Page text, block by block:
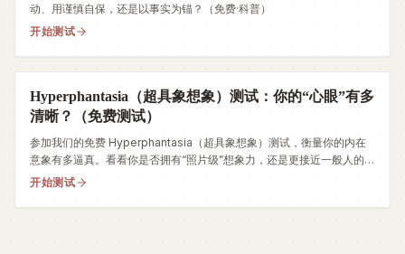
动、用谨慎自保，还是以事实为锚？（免费·科普）
开始测试
Hyperphantasia（超具象想象）测试：你的“心眼”有多
清晰？（免费测试）
参加我们的免费 Hyperphantasia（超具象想象）测试，衡量你的内在
意象有多逼真。看看你是否拥有“照片级”想象力，还是更接近一般人的心
眼。
开始测试